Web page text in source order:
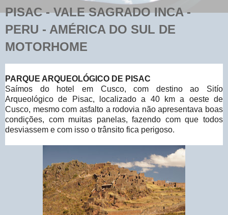
PISAC - VALE SAGRADO INCA -
PERU - AMÉRICA DO SUL DE
MOTORHOME
PARQUE ARQUEOLÓGICO DE PISAC
Saímos do hotel em Cusco, com destino ao Sitío
Arqueológico de Pisac, localizado a 40 km a oeste de
Cusco, mesmo com asfalto a rodovia não apresentava boas
condições, com muitas panelas, fazendo com que todos
desviassem e com isso o trânsito fica perigoso.